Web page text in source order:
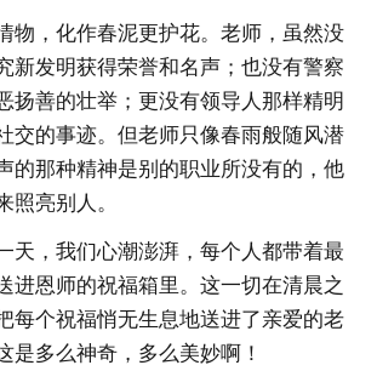
物，化作春泥更护花。老师，虽然没
新发明获得荣誉和名声；也没有警察
扬善的壮举；更没有领导人那样精明
交的事迹。但老师只像春雨般随风潜
的那种精神是别的职业所没有的，他
照亮别人。
天，我们心潮澎湃，每个人都带着最
进恩师的祝福箱里。这一切在清晨之
每个祝福悄无生息地送进了亲爱的老
是多么神奇，多么美妙啊！